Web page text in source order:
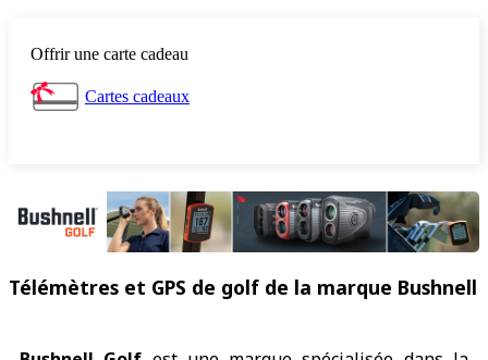
Offrir une carte cadeau
Cartes cadeaux
Télémètres et GPS de golf de la marque Bushnell